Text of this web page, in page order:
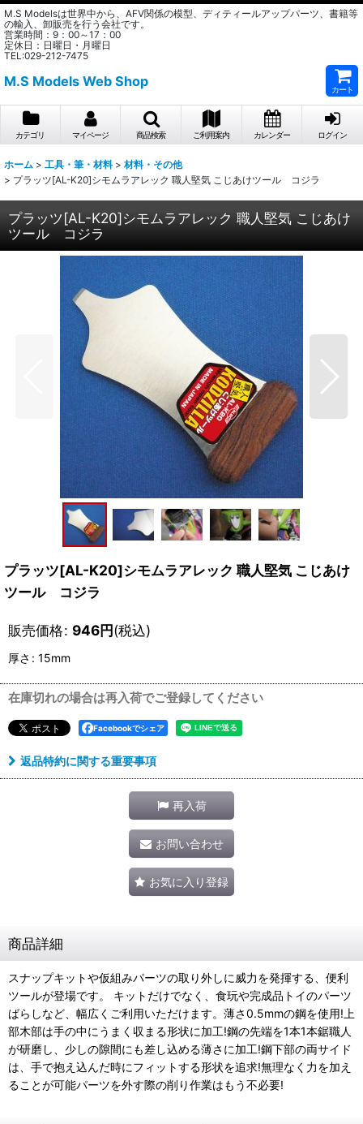
M.S Modelsは世界中から、AFV関係の模型、ディティールアップパーツ、書籍等
の輸入、卸販売を行う会社です。
営業時間：9：00～17：00
定休日：日曜日・月曜日
TEL:029-212-7475
M.S Models Web Shop
カート
カテゴリ マイページ 商品検索 ご利用案内 カレンダー ログイン
ホーム > 工具・筆・材料 > 材料・その他
> プラッツ[AL-K20]シモムラアレック 職人堅気 こじあけツール コジラ
プラッツ[AL-K20]シモムラアレック 職人堅気 こじあけ
ツール コジラ
プラッツ[AL-K20]シモムラアレック 職人堅気 こじあけ
ツール コジラ
販売価格: 946円(税込)
厚さ : 15mm
在庫切れの場合は再入荷でご登録してください
Facebookでシェア
返品特約に関する重要事項
再入荷
お問い合わせ
お気に入り登録
商品詳細
スナップキットや仮組みパーツの取り外しに威力を発揮する、便利
ツールが登場です。 キットだけでなく、食玩や完成品トイのパーツ
ばらしなど、幅広くご利用いただけます。薄さ0.5mmの鋼を使用!上
部木部は手の中にうまく収まる形状に加工!鋼の先端を1本1本鋸職人
が研磨し、少しの隙間にも差し込める薄さに加工!鋼下部の両サイド
は、手で抱え込んだ時にフィットする形状を追求!無理なく力を加え
ることが可能パーツを外す際の削り作業はもう不必要!